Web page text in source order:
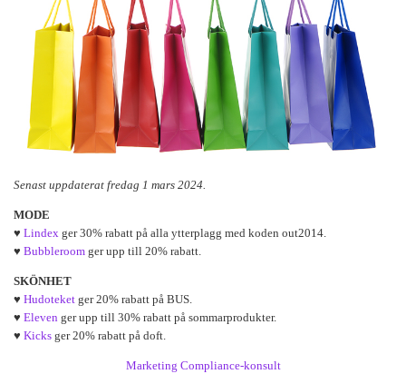
Senast uppdaterat fredag 1 mars 2024.
MODE
♥ Lindex ger 30% rabatt på alla ytterplagg med koden out2014.
♥ Bubbleroom ger upp till 20% rabatt.
SKÖNHET
♥ Hudoteket ger 20% rabatt på BUS.
♥ Eleven ger upp till 30% rabatt på sommarprodukter.
♥ Kicks ger 20% rabatt på doft.
Marketing Compliance-konsult